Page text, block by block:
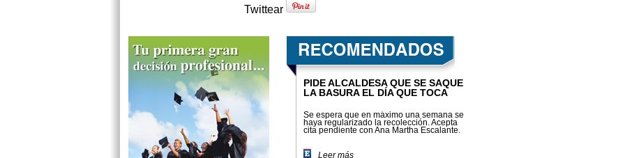
Twittear
PIDE ALCALDESA QUE SE SAQUE
LA BASURA EL DÍA QUE TOCA
Se espera que en máximo una semana se
haya regularizado la recolección. Acepta
cita pendiente con Ana Martha Escalante.
Leer más